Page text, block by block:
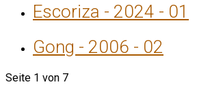
Escoriza - 2024 - 01
Gong - 2006 - 02
Seite 1 von 7